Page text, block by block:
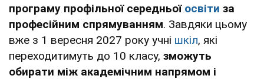
програму профільної середньої освіти за
професійним спрямуванням. Завдяки цьому
вже з 1 вересня 2027 року учні шкіл, які
переходитимуть до 10 класу, зможуть
обирати між академічним напрямом і